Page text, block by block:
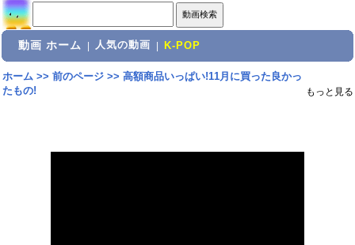
動画 ホーム 人気の動画 K-POP
ホーム>> 前のページ>> 高額商品いっぱい!11月に買った良かっ
たもの!
もっと見る